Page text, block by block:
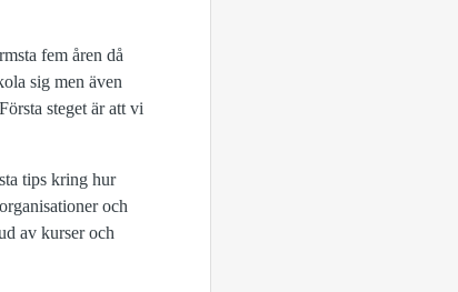
fem åren då
sig men även
steget är att vi
tips kring hur
och
av kurser och